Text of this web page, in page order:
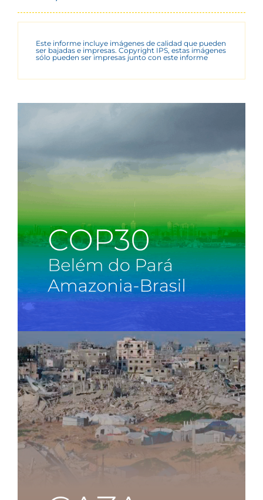
Este informe incluye imágenes de calidad que pueden
ser bajadas e impresas. Copyright IPS, estas imágenes
sólo pueden ser impresas junto con este informe